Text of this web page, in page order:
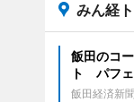
みん経
飯田のコ
ト パフェ
飯田経済新聞